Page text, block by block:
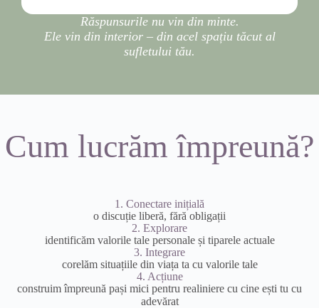
Răspunsurile nu vin din minte.
Ele vin din interior – din acel spațiu tăcut al
sufletului tău.
Cum lucrăm împreună?
1. Conectare inițială
o discuție liberă, fără obligații
2. Explorare
identificăm valorile tale personale și tiparele actuale
3. Integrare
corelăm situațiile din viața ta cu valorile tale
4. Acțiune
construim împreună pași mici pentru realiniere cu cine ești tu cu
adevărat